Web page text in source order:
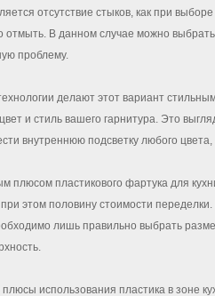
отсутствие стыков, как при
отмыть. В данном случае можно
проблему.
делают этот вариант
и стиль вашего гарнитура. Это
внутреннюю подсветку любого
пластикового фартука для
этом половину стоимости
лишь правильно выбрать
использования пластика в зоне